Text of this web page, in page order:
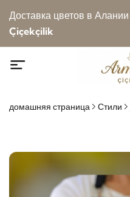
Доставка цветов в Алании
Çiçekçilik
домашняя страница Стили